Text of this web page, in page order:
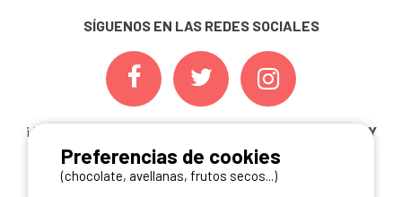
SÍGUENOS EN LAS REDES SOCIALES
¡ Y NO TE PIERDAS NUESTRAS
OFERTAS, CONCURSOS Y
NOVEDADESINSCRIBIÉNDOTE A NUESTRA
NEWSLETTER!
Preferencias de cookies
(chocolate, avellanas, frutos secos...)